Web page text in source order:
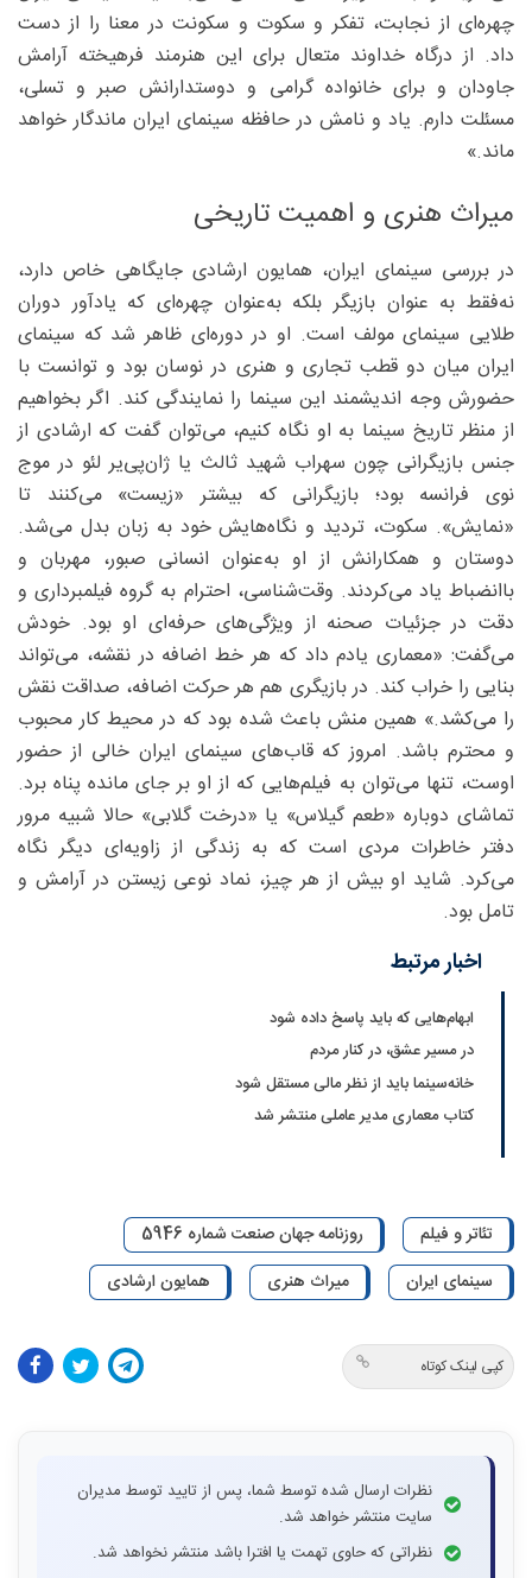
چهره‌ای از نجابت، تفکر و سکوت و سکونت در معنا را از دست
داد. از درگاه خداوند متعال برای این هنرمند فرهیخته آرامش
جاودان و برای خانواده گرامی و دوستدارانش صبر و تسلی،
مسئلت دارم. یاد و نامش در حافظه سینمای ایران ماندگار خواهد
ماند.»
میراث هنری و اهمیت تاریخی
در بررسی سینمای ایران، همایون ارشادی جایگاهی خاص دارد،
نه‌فقط به‌ عنوان بازیگر بلکه به‌‌عنوان چهره‌ای که یادآور دوران
طلایی سینمای مولف است. او در دوره‌ای ظاهر شد که سینمای
ایران میان دو قطب تجاری و هنری در نوسان بود و توانست با
حضورش وجه اندیشمند این سینما را نمایندگی کند. اگر بخواهیم
از منظر تاریخ سینما به او نگاه کنیم، می‌توان گفت که ارشادی از
جنس بازیگرانی چون سهراب شهید ثالث یا ژان‌پی‌یر لئو در موج
نوی فرانسه بود؛ بازیگرانی که بیشتر «زیست» می‌کنند تا
«نمایش». سکوت، تردید و نگاه‌هایش خود به زبان بدل می‌شد.
دوستان و همکارانش از او به‌‌عنوان انسانی صبور، مهربان و
باانضباط یاد می‌کردند. وقت‌شناسی، احترام به گروه فیلمبرداری و
دقت در جزئیات صحنه از ویژگی‌های حرفه‌ای او بود. خودش
می‌گفت: «معماری یادم داد که هر خط اضافه در نقشه، می‌تواند
بنایی را خراب کند. در بازیگری هم هر حرکت اضافه، صداقت نقش
را می‌کشد.» همین منش باعث شده بود که در محیط کار محبوب
و محترم باشد. امروز که قاب‌های سینمای ایران خالی از حضور
اوست، تنها می‌توان به فیلم‌هایی که از او بر جای مانده پناه برد.
تماشای دوباره «طعم گیلاس» یا «درخت گلابی» حالا شبیه مرور
دفتر خاطرات مردی است که به زندگی از زاویه‌ای دیگر نگاه
می‌کرد. شاید او بیش از هر چیز، نماد نوعی زیستن در آرامش و
تامل بود.
اخبار مرتبط
ابهام‌هایی که باید پاسخ داده شود
در مسیر عشق، در کنار مردم
خانه‌سینما باید از نظر مالی مستقل شود
کتاب معماری مدیر عاملی منتشر شد
تئاتر و فیلم
روزنامه جهان صنعت شماره 5946
سینمای ایران
میراث هنری همایون ارشادی
کپی لینک کوتاه
نظرات ارسال شده توسط شما، پس از تایید توسط مدیران
سایت منتشر خواهد شد.
نظراتی که حاوی تهمت یا افترا باشد منتشر نخواهد شد.